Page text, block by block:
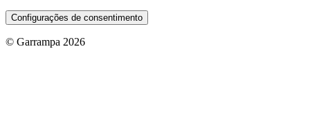
Configurações de consentimento
© Garrampa 2026